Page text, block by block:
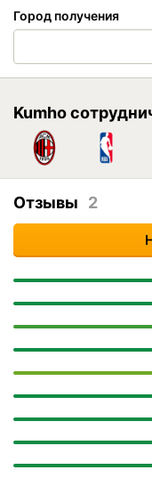
Город получения
Kumho
Отзывы 2